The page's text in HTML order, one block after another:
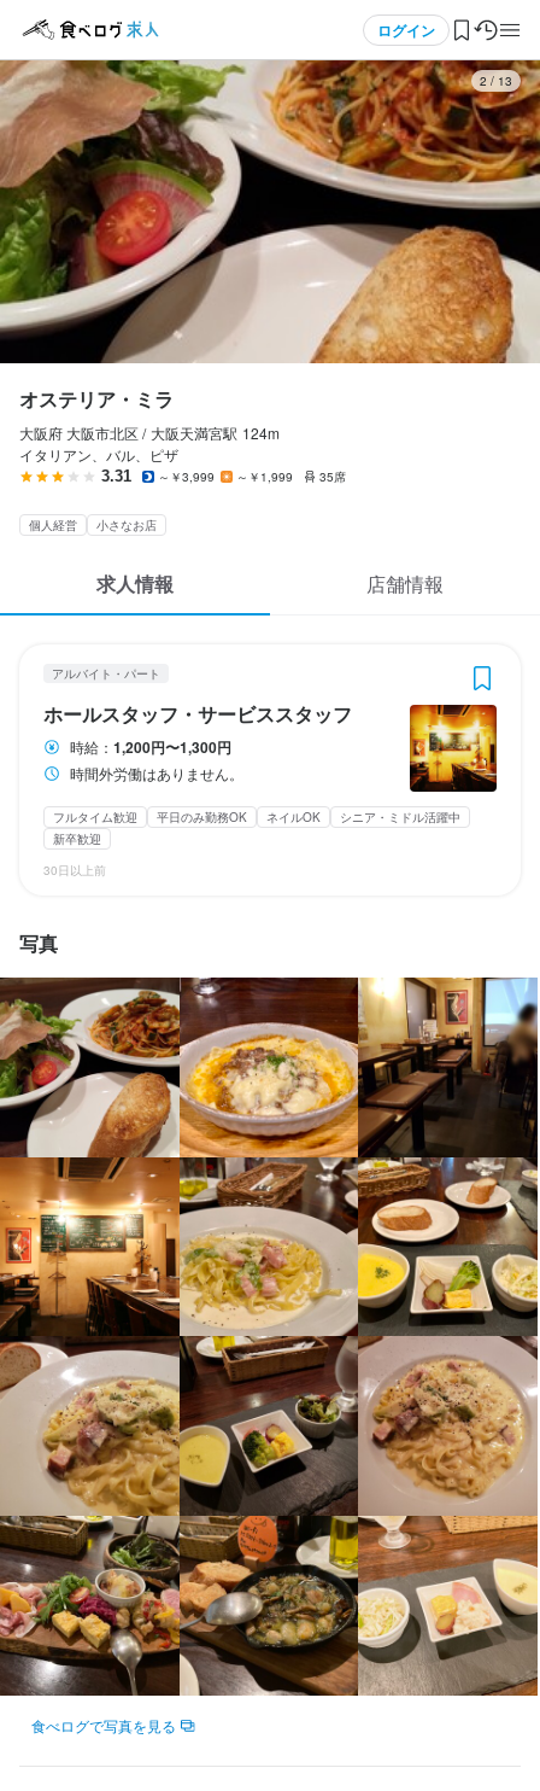
ログイン
ログイン・無料会員登録
食べログ求人TOP
求人検索
マイページ管理
気になる求人
検索履歴・保存した条件
ヘルプ・お問い合わせフォーム
掲載をご検討の店舗様へ
食べログ求人PRESS
企業情報
3 / 13
オステリア・ミラ
大阪府 大阪市北区 / 大阪天満宮駅 124m
イタリアン、バル、ピザ
3.31 ～￥3,999 ～￥1,999 35席
個人経営 小さなお店
求人情報 店舗情報
アルバイト・パート
ホールスタッフ・サービススタッフ
時給： 1,200円〜1,300円
時間外労働はありません。
フルタイム歓迎 平日のみ勤務OK ネイルOK
シニア・ミドル活躍中
新卒歓迎
30日以上前
写真
食べログで写真を見る
ホールスタッフ・サービススタッフ
ホールスタッフ・サービススタッフ
昇給あり 交通費支給
時間外労働はありません。
ランチタイムのみ勤務OK 終電考慮あり ダブルワーク・副業OK
フルタイム歓迎
転勤なし
長期勤務歓迎 週1日からOK 週2日からOK
週4日以上OK
シフト制
固定シフト制(決まった時間・曜日に働ける)
自由シフト制(毎回、時間・曜日を選べる)
休日・休暇
日曜日定休日
日曜定休 月8日以上休みあり 平日のみ勤務OK(土日休み)
土日祝のみ勤務OK
夏季休暇あり
GW休暇あり
待遇
・契約期間の定めなし
・社会保険完備（厚生年金、雇用保険、健康保険、労災保険）
・受動喫煙防止措置：店内喫煙可能
まかない・食事補助あり 制服貸与 社員登用制度あり 髪型自由
ひげOK
ネイルOK
ピアスOK
特徴
学歴不問 未経験者歓迎 独立希望者歓迎 新卒歓迎
第二新卒歓迎
Uターン・Iターン歓迎
フリーター歓迎 大学生歓迎
留学生歓迎
主婦・主夫歓迎
シニア・ミドル活躍中 女性活躍中
ブランクOK
駅チカ(徒歩5分以内)
個人経営(2店舗以内)
小さなお店(20席未満)
応募者全員と面接
面接1回 即日勤務OK
応募画面へ進む